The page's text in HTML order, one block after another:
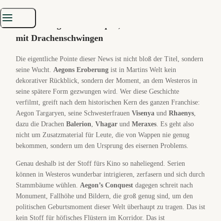
👑 Nicht irgendein Prequel, sondern Stunde null
mit Drachenschwingen
Die eigentliche Pointe dieser News ist nicht bloß der Titel, sondern
seine Wucht. Aegons Eroberung ist in Martins Welt kein
dekorativer Rückblick, sondern der Moment, an dem Westeros in
seine spätere Form gezwungen wird. Wer diese Geschichte
verfilmt, greift nach dem historischen Kern des ganzen Franchise:
Aegon Targaryen, seine Schwesterfrauen Visenya und Rhaenys,
dazu die Drachen Balerion, Vhagar und Meraxes. Es geht also
nicht um Zusatzmaterial für Leute, die von Wappen nie genug
bekommen, sondern um den Ursprung des eisernen Problems.
Genau deshalb ist der Stoff fürs Kino so naheliegend. Serien
können in Westeros wunderbar intrigieren, zerfasern und sich durch
Stammbäume wühlen. Aegon’s Conquest dagegen schreit nach
Monument, Fallhöhe und Bildern, die groß genug sind, um den
politischen Geburtsmoment dieser Welt überhaupt zu tragen. Das ist
kein Stoff für höfisches Flüstern im Korridor. Das ist